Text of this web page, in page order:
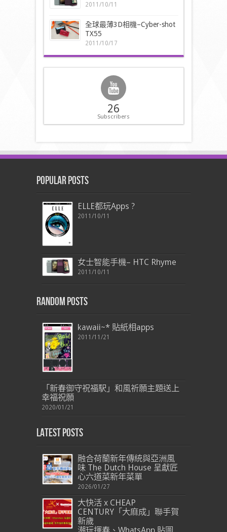
2011/10/11
全球最薄3D相機–Cyber-shot
TX55
2011/10/17
26
Subscribers
Popular Posts
ELLE都玩Apps ?
2011/10/11
女士智能手機– HTC Rhyme
2011/10/11
Random Posts
kawaii~* 貼紙相apps
2011/11/21
「新春御守祝福駅」和風祈願主題送上
幸福祝願
2020/01/21
Latest Posts
融合荷蘭新年傳統與亞洲風
味 The Dutch House 呈獻匠
心六道菜新年菜單
2026/01/27
大快活 x CHEAP
CENTURY「大麻成」聯手賀
新歲